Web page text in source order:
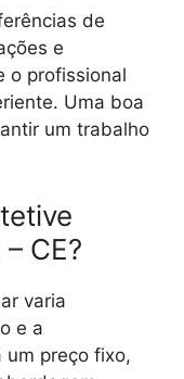
de
e
o profissional
Uma boa
um trabalho
CE?
varia
e a
um preço fixo,